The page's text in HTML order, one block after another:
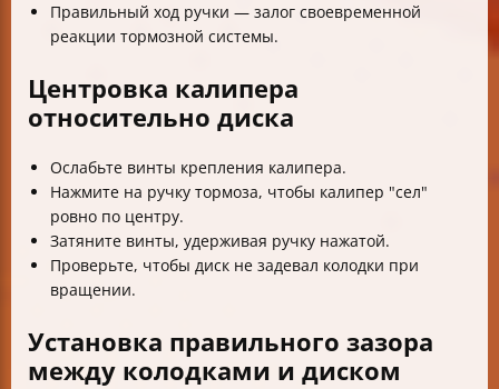
Правильный ход ручки — залог своевременной
реакции тормозной системы.
Центровка калипера
относительно диска
Ослабьте винты крепления калипера.
Нажмите на ручку тормоза, чтобы калипер "сел"
ровно по центру.
Затяните винты, удерживая ручку нажатой.
Проверьте, чтобы диск не задевал колодки при
вращении.
Установка правильного зазора
между колодками и диском